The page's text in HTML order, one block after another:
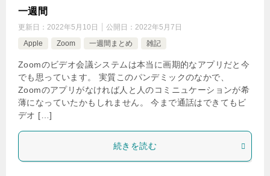
一週間
更新日： 2022年5月10日 公開日： 2022年5月7日
Apple
Zoom 一週間まとめ 雑記
Zoomのビデオ会議システムは本当に画期的なアプリだと今
でも思っています。 実質このパンデミックのなかで、
Zoomのアプリがなければ人と人のコミニュケーションが希
薄になっていたかもしれません。 今まで通話はできてもビ
デオ […]
続きを読む